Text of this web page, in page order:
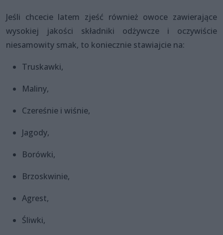
Jeśli chcecie latem zjeść również owoce zawierające
wysokiej jakości składniki odżywcze i oczywiście
niesamowity smak, to koniecznie stawiajcie na:
Truskawki,
Maliny,
Czereśnie i wiśnie,
Jagody,
Borówki,
Brzoskwinie,
Agrest,
Śliwki,